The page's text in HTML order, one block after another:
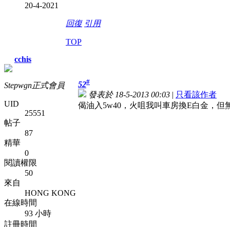
20-4-2021
回復 引用
TOP
cchis
Stepwgn正式會員
UID
25551
帖子
87
精華
0
閱讀權限
50
來自
HONG KONG
在線時間
93 小時
註冊時間
52#
發表於 18-5-2013 00:03 | 只看該作者
偈油入5w40，火咀我叫車房換E白金，但